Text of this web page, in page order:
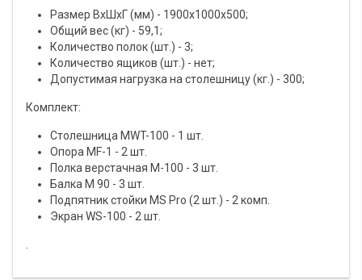
Размер ВхШхГ (мм) - 1900х1000х500;
Общий вес (кг) - 59,1;
Количество полок (шт.) - 3;
Количество ящиков (шт.) - нет;
Допустимая нагрузка на столешницу (кг.) - 300;
Комплект:
Столешница МWT-100 - 1 шт.
Опора МF-1 - 2 шт.
Полка верстачная М-100 - 3 шт.
Балка M 90 - 3 шт.
Подпятник стойки MS Pro (2 шт.) - 2 комп.
Экран WS-100 - 2 шт.